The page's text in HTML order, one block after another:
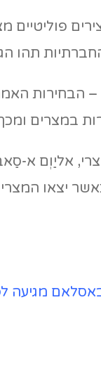
תרופה למכה? ביום
תהו
במצרים
אליַוְם
מגיעה